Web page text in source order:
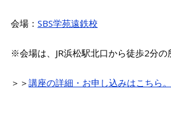
会場： SBS学苑遠鉄校
※会場は、JR浜松駅北口から徒歩2分の
＞＞ 講座の詳細・お申し込みはこちら。